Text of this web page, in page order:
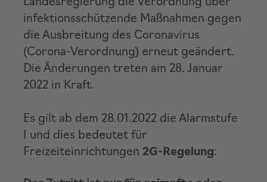
Landesregierung die Verordnung über
infektionsschützende Maßnahmen gegen
die Ausbreitung des Coronavirus
(Corona-Verordnung) erneut geändert.
Die Änderungen treten am 28. Januar
2022 in Kraft.
Es gilt ab dem 28.01.2022 die Alarmstufe
I und dies bedeutet für
Freizeiteinrichtungen 2G-Regelung: